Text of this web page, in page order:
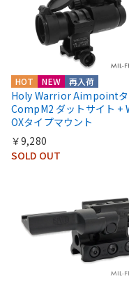
HOT NEW 再入荷
Holy Warrior Aimpoint
CompM2 ダットサイト +
OXタイプマウント
￥9,280
SOLD OUT